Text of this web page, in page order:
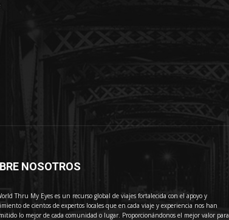
NOSOTROS
Thru My Eyes es un recurso global de viajes fortalecida con el apoyo y
de cientos de expertos locales que en cada viaje y experiencia nos han
lo mejor de cada comunidad o lugar. Proporcionándonos el mejor valor para